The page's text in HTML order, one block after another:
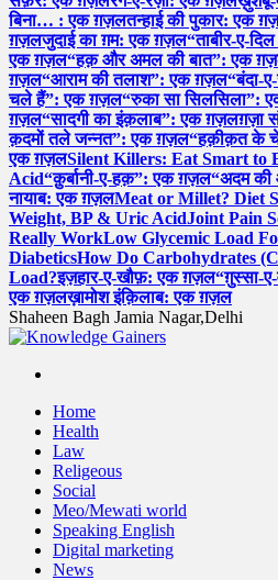
बिना… : एक ग़ज़लतन्हाई की पुकार: एक
ग़ज़लजुदाई का ग़म: एक ग़ज़ल“ताबीर-ए-
एक ग़ज़ल“हक़ और अमल की बात”: एक
ग़ज़ल“आराम की तलाश”: एक ग़ज़ल“बंदा-
चले हैं”: एक ग़ज़ल“रुका सा सिलसिला”:
ग़ज़ल“सादगी का इंक़लाब”: एक ग़ज़लग़ज़ा
क़दमों तले जन्नत”: एक ग़ज़ल“हक़ीक़त के
एक ग़ज़लSilent Killers: Eat Smart to
Acid“क़ुर्बानी-ए-हक़”: एक ग़ज़ल“अदम
नायाब: एक ग़ज़लMeat or Millet? Diet
Weight, BP & Uric AcidJoint Pain
Really WorkLow Glycemic Load
DiabeticsHow Do Carbohydrates
Load?इज़हार-ए-खौफ़: एक ग़ज़ल“ग़ुस्सा-
एक ग़ज़लख़ामोश इंक़िलाब: एक ग़ज़ल
Shaheen Bagh Jamia Nagar,Delhi
Read & Spread
Home
Health
Law
Religeous
Social
Meo/Mewati world
Speaking English
Digital marketing
News